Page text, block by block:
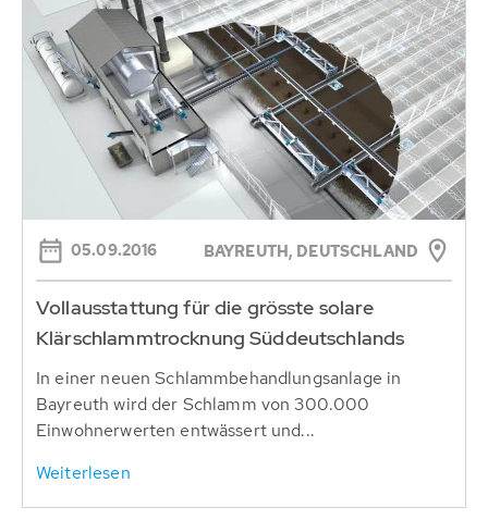
05.09.2016 BAYREUTH, DEUTSCHLAND
Vollausstattung für die grösste solare
Klärschlammtrocknung Süddeutschlands
In einer neuen Schlammbehandlungsanlage in
Bayreuth wird der Schlamm von 300.000
Einwohnerwerten entwässert und...
Weiterlesen